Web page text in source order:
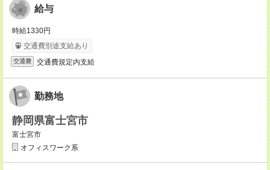
給与
時給1330円
交通費別途支給あり
交通費 交通費規定内支給
勤務地
静岡県富士宮市
富士宮市
オフィスワーク系